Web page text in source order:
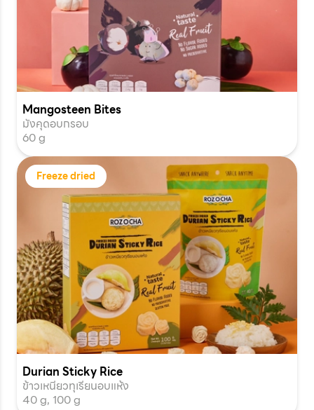
Mangosteen Bites
มังคุดอบกรอบ
60 g
Freeze dried
Durian Sticky Rice
ข้าวเหนียวทุเรียนอบแห้ง
40 g, 100 g